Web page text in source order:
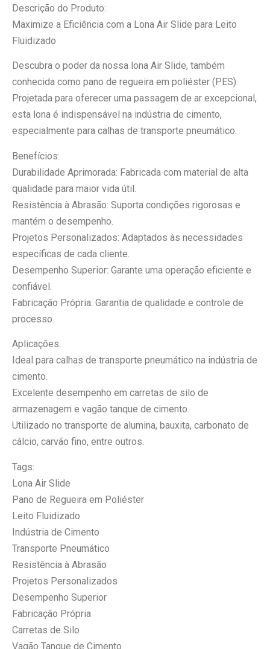
Descrição do Produto:
Maximize a Eficiência com a Lona Air Slide para Leito
Fluidizado
Descubra o poder da nossa lona Air Slide, também
conhecida como pano de regueira em poliéster (PES).
Projetada para oferecer uma passagem de ar excepcional,
esta lona é indispensável na indústria de cimento,
especialmente para calhas de transporte pneumático.
Benefícios:
Durabilidade Aprimorada: Fabricada com material de alta
qualidade para maior vida útil.
Resistência à Abrasão: Suporta condições rigorosas e
mantém o desempenho.
Projetos Personalizados: Adaptados às necessidades
específicas de cada cliente.
Desempenho Superior: Garante uma operação eficiente e
confiável.
Fabricação Própria: Garantia de qualidade e controle de
processo.
Aplicações:
Ideal para calhas de transporte pneumático na indústria de
cimento.
Excelente desempenho em carretas de silo de
armazenagem e vagão tanque de cimento.
Utilizado no transporte de alumina, bauxita, carbonato de
cálcio, carvão fino, entre outros.
Tags:
Lona Air Slide
Pano de Regueira em Poliéster
Leito Fluidizado
Indústria de Cimento
Transporte Pneumático
Resistência à Abrasão
Projetos Personalizados
Desempenho Superior
Fabricação Própria
Carretas de Silo
Vagão Tanque de Cimento